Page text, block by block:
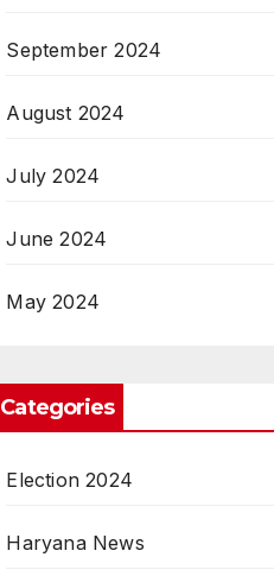
September 2024
August 2024
July 2024
June 2024
May 2024
Categories
Election 2024
Haryana News